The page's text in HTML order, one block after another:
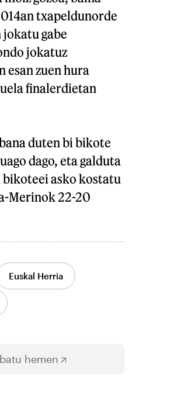
txapeldunorde
jokatu gabe
jokatuz
esan zuen hura
finalerdietan
duten bi bikote
dago, eta galduta
bikoteei asko kostatu
Merinok 22-20
Euskal Herria
hemen